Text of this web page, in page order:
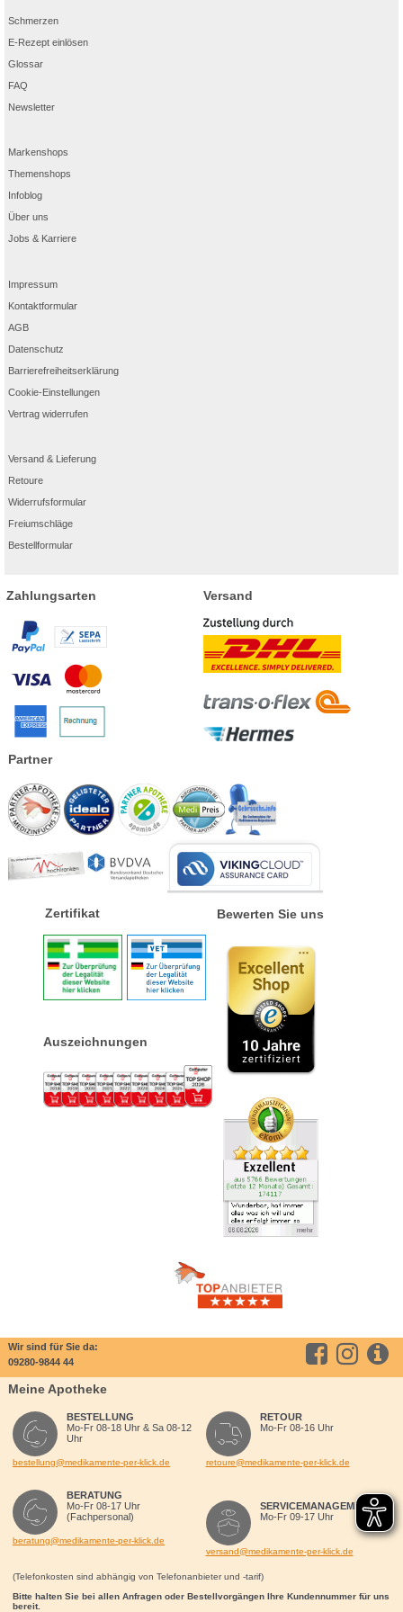
Schmerzen
E-Rezept einlösen
Glossar
FAQ
Newsletter
Markenshops
Themenshops
Infoblog
Über uns
Jobs & Karriere
Impressum
Kontaktformular
AGB
Datenschutz
Barrierefreiheitserklärung
Cookie-Einstellungen
Vertrag widerrufen
Versand & Lieferung
Retoure
Widerrufsformular
Freiumschläge
Bestellformular
Zahlungsarten Versand
Partner
Zertifikat
Auszeichnungen
Bewerten Sie uns
Wir sind für Sie da:
09280-9844 44
Meine Apotheke
BESTELLUNG
Mo-Fr 08-18 Uhr & Sa 08-12
Uhr
bestellung@medikamente-per-klick.de
BERATUNG
Mo-Fr 08-17 Uhr
(Fachpersonal)
beratung@medikamente-per-klick.de
RETOUR
Mo-Fr 08-16 Uhr
retoure@medikamente-per-klick.de
SERVICEMANAGEMENT
Mo-Fr 09-17 Uhr
versand@medikamente-per-klick.de
(Telefonkosten sind abhängig von Telefonanbieter und -tarif)
Bitte halten Sie bei allen Anfragen oder Bestellvorgängen Ihre Kundennummer für uns
bereit.